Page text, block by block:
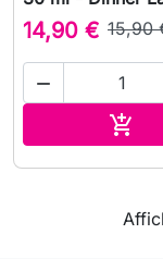
14,90 € 15,90

